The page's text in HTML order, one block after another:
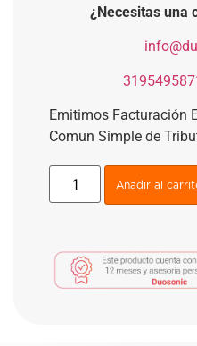
¿Necesitas una
Emitimos Facturación
Comun Simple de
Añadir al